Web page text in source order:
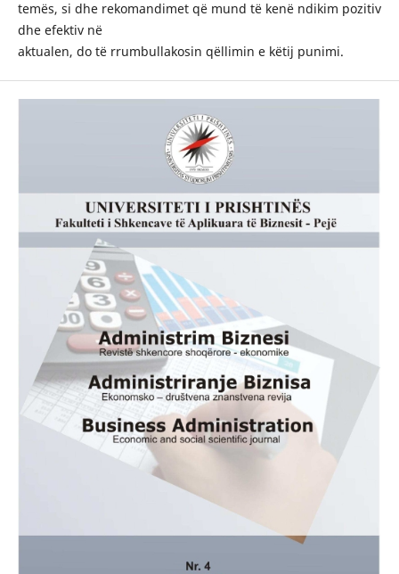
temës, si dhe rekomandimet që mund të kenë ndikim pozitiv
dhe efektiv në
aktualen, do të rrumbullakosin qëllimin e këtij punimi.